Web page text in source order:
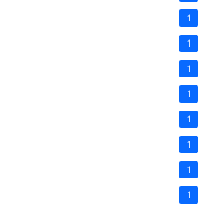
1
1
1
1
1
1
1
1